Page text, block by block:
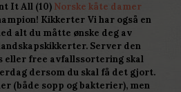
It All (10) Norske kåte damer
Kikkerter Vi har også en
alt du måtte ønske deg av
Server den
eller free avfallssortering skal
dersom du skal få det gjort.
(både sopp og bakterier), men